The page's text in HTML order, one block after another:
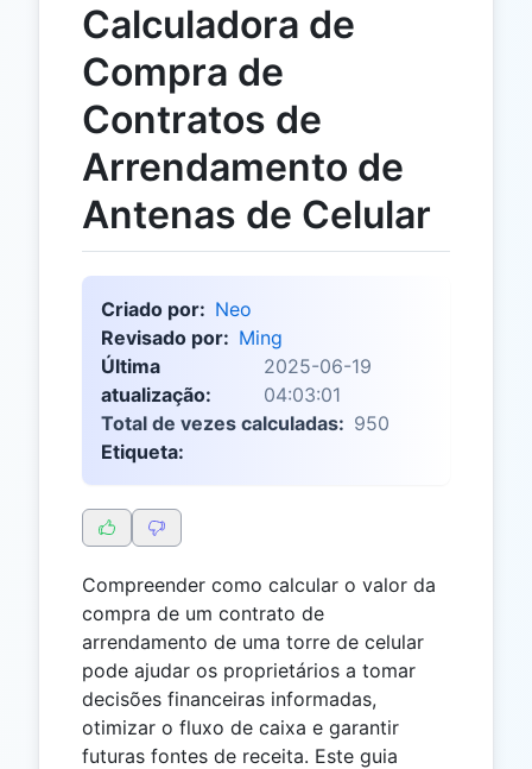
Calculadora de
Compra de
Contratos de
Arrendamento de
Antenas de Celular
Criado por: Neo
Revisado por: Ming
Última
atualização:
2025-06-19
04:03:01
Total de vezes calculadas: 950
Etiqueta:
Compreender como calcular o valor da
compra de um contrato de
arrendamento de uma torre de celular
pode ajudar os proprietários a tomar
decisões financeiras informadas,
otimizar o fluxo de caixa e garantir
futuras fontes de receita. Este guia